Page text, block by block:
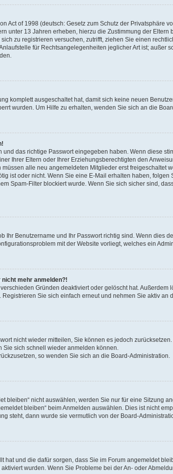
Act of 1998 (deutsch: Gesetz zum Schutz der Privatsphäre
unter 13 Jahren erheben, hierzu die Zustimmung der
zu registrieren versuchen, zutrifft, ziehen Sie einen
für Rechtsangelegenheiten jeglicher Art ist; außer
komplett ausgeschaltet hat, damit sich keine neuen
wurden. Um Hilfe zu erhalten, wenden Sie sich an die
das richtige Passwort eingegeben haben. Wenn diese
Ihrer Eltern oder Ihrer Erziehungsberechtigten den
alle neu angemeldeten Mitglieder erst freigeschaltet
ist oder nicht. Wenn Sie eine E-Mail erhalten haben,
Spam-Filter blockiert wurde. Wenn Sie sich sicher sind,
Ihr Benutzername und Ihr Passwort richtig sind. Wenn dies
mit der Website vorliegt, welches ein
mehr anmelden?!
Gründen deaktiviert oder gelöscht hat.
Sie sich einfach erneut und nehmen Sie aktiv an
nicht wieder mitteilen, Sie können es jedoch
sich schnell wieder anmelden können.
so wenden Sie sich an die Board-Administration.
bleiben“ nicht auswählen, werden Sie nur für eine Sitzung
bleiben“ beim Anmelden auswählen. Dies ist nicht
steht, dann wurde sie vermutlich von der Board-
hat und die dafür sorgen, dass Sie im Forum angemeldet
wurden. Wenn Sie Probleme bei der An- oder